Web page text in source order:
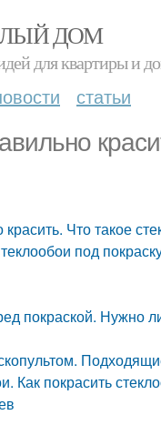
ДОМ
для квартиры и
статьи
Что такое
под
покраской. Нужно
Как покрасить